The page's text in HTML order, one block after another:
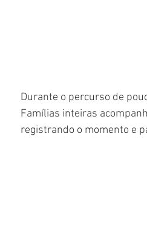
Durante o percurso de
Famílias inteiras
registrando o momento e